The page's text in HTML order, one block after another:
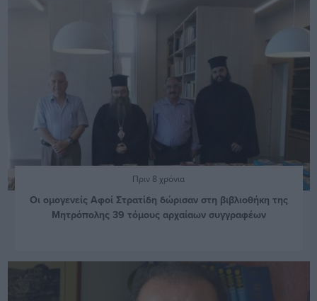
Πριν 8 χρόνια
Οι ομογενείς Αφοί Στρατίδη δώρισαν στη βιβλιοθήκη της
Μητρόπολης 39 τόμους αρχαίαων συγγραφέων